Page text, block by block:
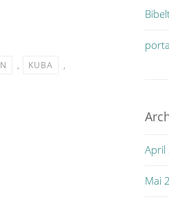
, KUBA
,
April
Mai